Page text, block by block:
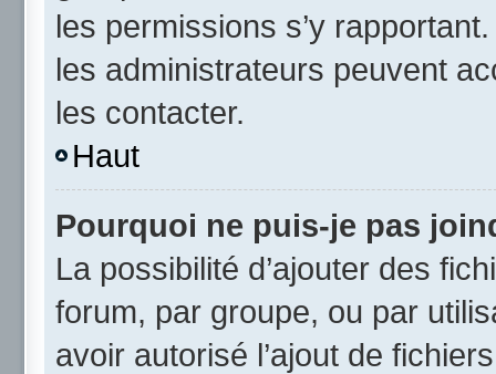
les permissions s’y
les administrateurs peuvent
les contacter.
Haut
Pourquoi ne puis-je pas
La possibilité d’ajouter des
forum, par groupe, ou par
avoir autorisé l’ajout de